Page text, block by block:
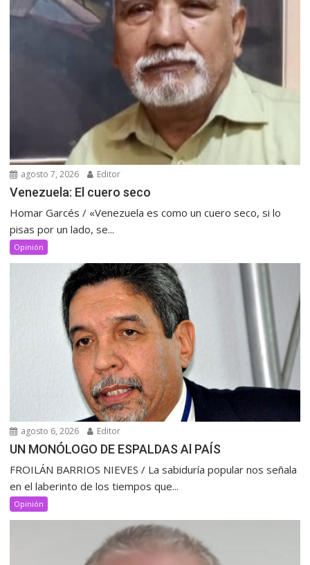
agosto 7, 2026 Editor
Venezuela: El cuero seco
Homar Garcés / «Venezuela es como un cuero seco, si lo
pisas por un lado, se...
Opinión
agosto 6, 2026 Editor
UN MONÓLOGO DE ESPALDAS Al PAÍS
FROILÁN BARRIOS NIEVES / La sabiduría popular nos señala
en el laberinto de los tiempos que...
Opinión